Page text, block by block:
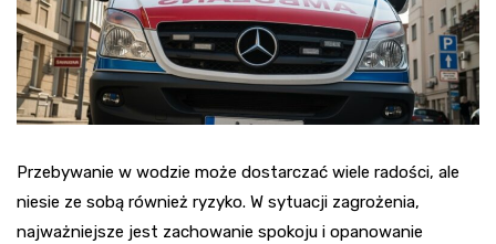
Przebywanie w wodzie może dostarczać wiele radości, ale
niesie ze sobą również ryzyko. W sytuacji zagrożenia,
najważniejsze jest zachowanie spokoju i opanowanie